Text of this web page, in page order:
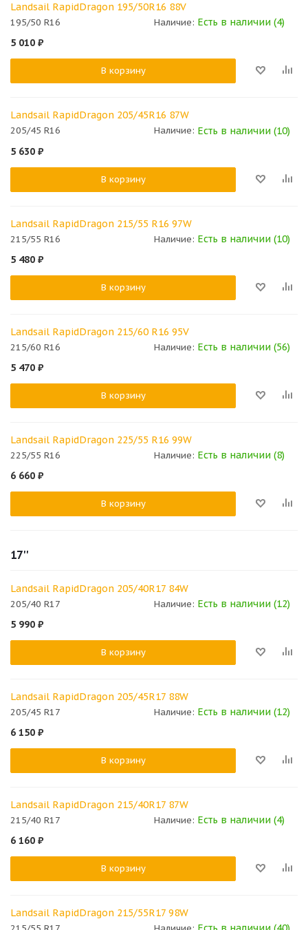
Landsail RapidDragon 195/50R16 88V
195/50 R16 Наличие: Есть в наличии (4)
5 010 ₽
В корзину
Landsail RapidDragon 205/45R16 87W
205/45 R16 Наличие: Есть в наличии (10)
5 630 ₽
В корзину
Landsail RapidDragon 215/55 R16 97W
215/55 R16 Наличие: Есть в наличии (10)
5 480 ₽
В корзину
Landsail RapidDragon 215/60 R16 95V
215/60 R16 Наличие: Есть в наличии (56)
5 470 ₽
В корзину
Landsail RapidDragon 225/55 R16 99W
225/55 R16 Наличие: Есть в наличии (8)
6 660 ₽
В корзину
17''
Landsail RapidDragon 205/40R17 84W
205/40 R17 Наличие: Есть в наличии (12)
5 990 ₽
В корзину
Landsail RapidDragon 205/45R17 88W
205/45 R17 Наличие: Есть в наличии (12)
6 150 ₽
В корзину
Landsail RapidDragon 215/40R17 87W
215/40 R17 Наличие: Есть в наличии (4)
6 160 ₽
В корзину
Landsail RapidDragon 215/55R17 98W